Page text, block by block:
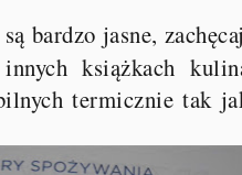
bardzo jasne,
książkach
termicznie tak